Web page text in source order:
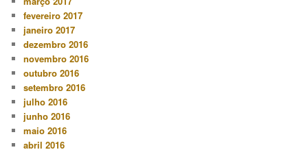
fevereiro 2017
janeiro 2017
dezembro 2016
novembro 2016
outubro 2016
setembro 2016
julho 2016
junho 2016
maio 2016
abril 2016